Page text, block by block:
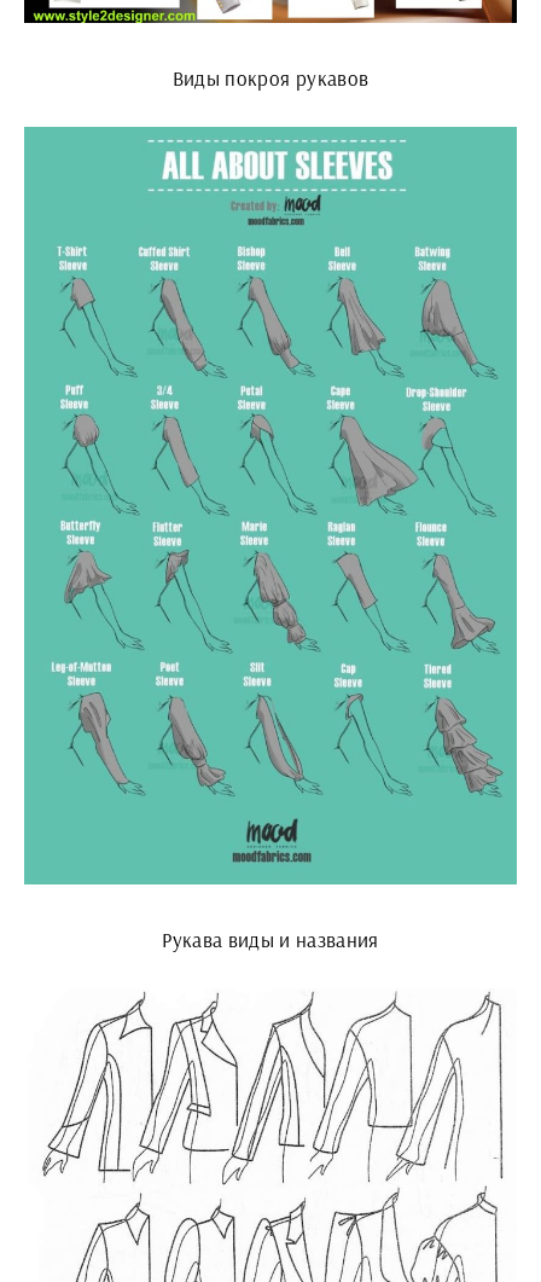
Виды покроя рукавов
Рукава виды и названия